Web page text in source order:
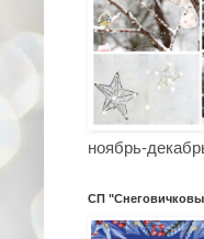
ноябрь-
СП